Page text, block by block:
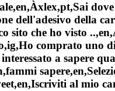
dell'adesivo della
sito che ho visto
comprato uno di
a sapere
al mio